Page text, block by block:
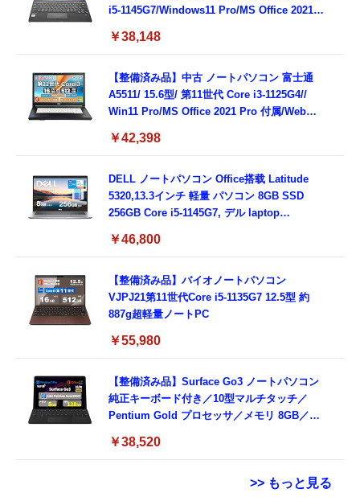
i5-1145G7/Windows11 Pro/MS Office 2021搭
Type-C/360度回転対応/有線静音マウス付
8GB,SSD256GB)
￥38,148
【整備済み品】中古 ノートパソコン 富士通
A5511/ 15.6型/ 第11世代 Core i3-1125G4//
Win11 Pro/MS Office 2021 Pro 付属/Webカ
3.0)/ 有線静音マウス付属/ 180日保証（メモリ
￥42,398
DELL ノートパソコン Office搭载 Latitude
5320,13.3インチ 軽量 パソコン 8GB SSD
256GB Core i5-1145G7, デル laptop
ド付き (整備済み品)
￥46,800
【整備済み品】バイオノートパソコン
VJPJ21第11世代Core i5-1135G7 12.5型 約
887g超軽量ノートPC
￥55,980
【整備済み品】Surface Go3 ノートパソコン
純正キーボード付き／10型マルチタッチ／
Pentium Gold プロセッサ／メモリ 8GB／
Bluetooth5.0／USB-C／1080p顔認証カメラ
￥38,520
>> もっと見る